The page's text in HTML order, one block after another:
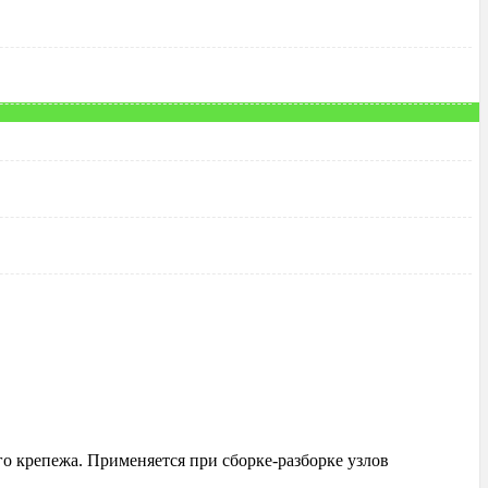
Применяется при сборке-разборке узлов